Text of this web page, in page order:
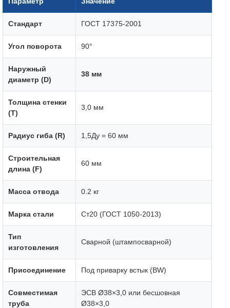
Стандарт ГОСТ 17375-2001
Угол поворота 90°
Наружный
диаметр (D)
38 мм
Толщина стенки
(T)
3,0 мм
Радиус гиба (R) 1,5Ду = 60 мм
Строительная
длина (F)
60 мм
Масса отвода 0.2 кг
Марка стали Ст20 (ГОСТ 1050-2013)
Тип
изготовления
Сварной (штампосварной)
Присоединение Под приварку встык (BW)
Совместимая
труба
ЭСВ Ø38×3,0 или бесшовная
Ø38×3,0